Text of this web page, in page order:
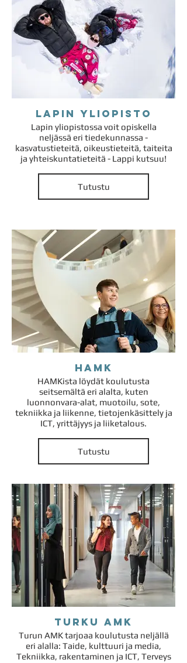
Lapin yliopisto
Lapin yliopistossa voit opiskella
neljässä eri tiedekunnassa -
kasvatustieteitä, oikeustieteitä, taiteita
ja yhteiskuntatieteitä - Lappi kutsuu!
Tutustu
HAMK
HAMKista löydät koulutusta
seitsemältä eri alalta, kuten
luonnonvara-alat, muotoilu, sote,
tekniikka ja liikenne, tietojenkäsittely ja
ICT, yrittäjyys ja liiketalous.
Tutustu
Turku AMK
Turun AMK tarjoaa koulutusta neljällä
eri alalla: Taide, kulttuuri ja media,
Tekniikka, rakentaminen ja ICT, Terveys